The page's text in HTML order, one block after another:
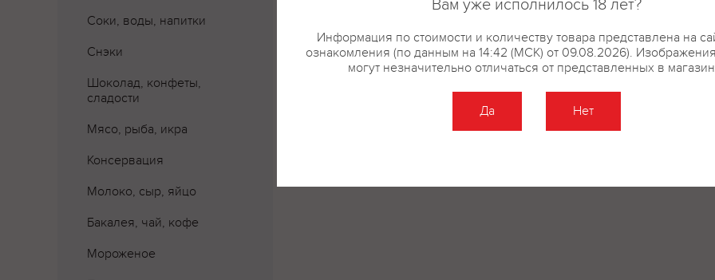
Соки, воды, напитки
Снэки
Шоколад, конфеты,
сладости
Мясо, рыба, икра
Консервация
Молоко, сыр, яйцо
Бакалея, чай, кофе
Мороженое
Описание Отзывы
Вам уже исполнилось 18 лет?
Информация по стоимости и количеству товара представлена на
ознакомления (по данным на 14:42 (МСК) от 09.08.2026).
могут незначительно отличаться от представленных в
Да Нет